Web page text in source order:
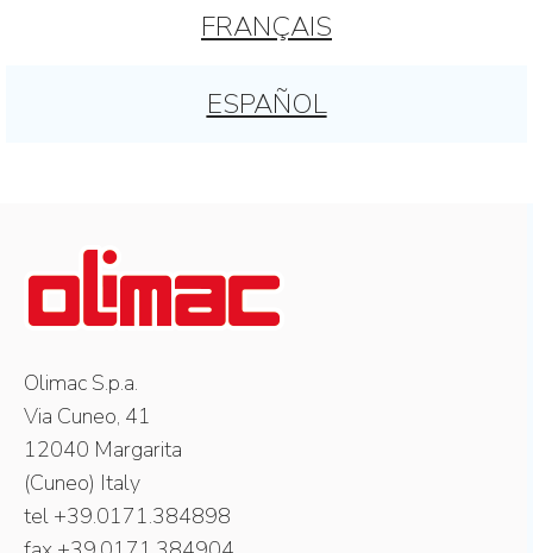
FRANÇAIS
ESPAÑOL
Olimac S.p.a.
Via Cuneo, 41
12040 Margarita
(Cuneo) Italy
tel +39.0171.384898